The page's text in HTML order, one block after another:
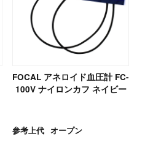
FOCAL アネロイド血圧計 FC-
100V ナイロンカフ ネイビー
参考上代 オープン